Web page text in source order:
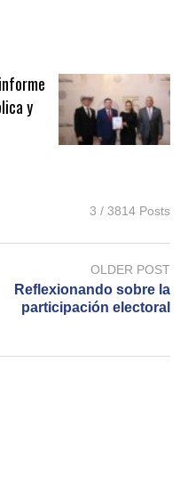
y
3 / 3814 Posts
OLDER POST
Reflexionando sobre la
participación electoral